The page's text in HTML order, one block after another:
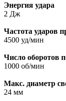
Энергия удара
2 Дж
Частота ударов
4500 уд/мин
Число оборотов
1000 об/мин
Макс. диаметр
24 мм